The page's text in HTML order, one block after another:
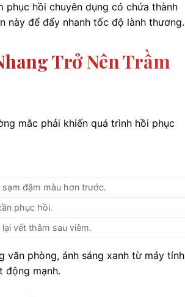
phục hồi chuyên dụng có chứa thành
này để đẩy nhanh tốc độ lành thương.
Trở Nên Trầm
mắc phải khiến quá trình hồi phục
đậm màu hơn trước.
phục hồi.
vết thâm sau viêm.
văn phòng, ánh sáng xanh từ máy tính
động mạnh.